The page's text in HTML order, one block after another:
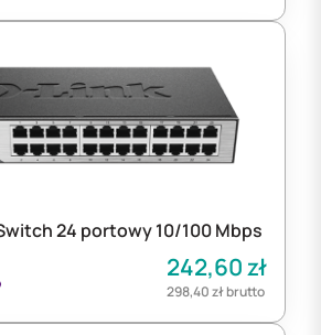
24 portowy 10/100 Mbps
242,60zł
298,40złbrutto